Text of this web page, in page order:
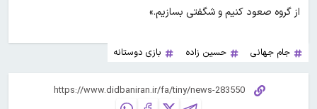
از گروه صعود کنیم و شگفتی بسازیم.»
جام جهانی حسین زاده بازی دوستانه